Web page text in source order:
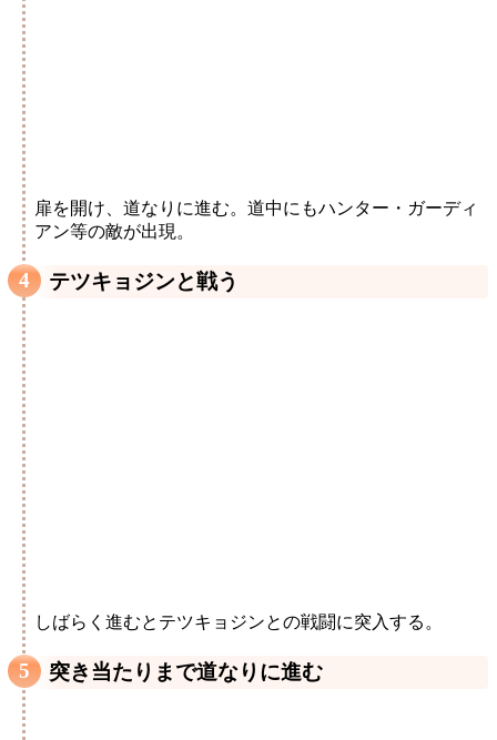
扉を開け、道なりに進む。道中にもハンター・ガーディ
アン等の敵が出現。
テツキョジンと戦う
しばらく進むとテツキョジンとの戦闘に突入する。
突き当たりまで道なりに進む